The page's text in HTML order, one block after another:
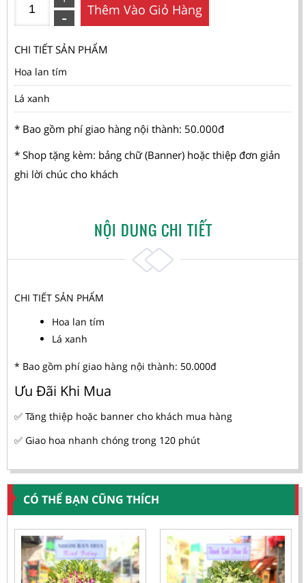
Thêm Vào Giỏ Hàng
CHI TIẾT SẢN PHẨM
Hoa lan tím
Lá xanh
* Bao gồm phí giao hàng nội thành: 50.000đ
* Shop tặng kèm: bảng chữ (Banner) hoặc thiệp đơn giản
ghi lời chúc cho khách
NỘI DUNG CHI TIẾT
CHI TIẾT SẢN PHẨM
Hoa lan tím
Lá xanh
* Bao gồm phí giao hàng nội thành: 50.000đ
Ưu Đãi Khi Mua
✅ Tăng thiệp hoặc banner cho khách mua hàng
✅ Giao hoa nhanh chóng trong 120 phút
CÓ THỂ BẠN CŨNG THÍCH